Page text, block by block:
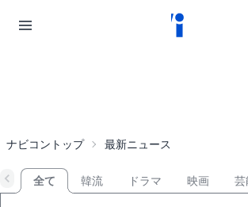
ナビコントップ 最新ニュース
全て 韓流 ドラマ 映画 芸